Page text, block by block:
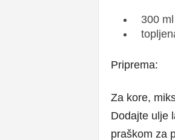
300
Priprema:
Za kore,
Dodajte ulje
praškom za